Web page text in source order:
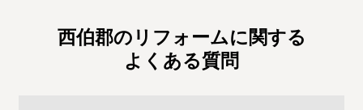
西伯郡のリフォームに関する
よくある質問